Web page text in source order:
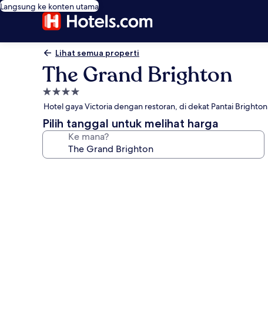
Langsung ke konten utama
Lihat semua properti
The Grand Brighton
Properti
bintang
4.0
Hotel gaya Victoria dengan restoran, di dekat Pantai Brighton
Pilih tanggal untuk melihat harga
Ke mana?